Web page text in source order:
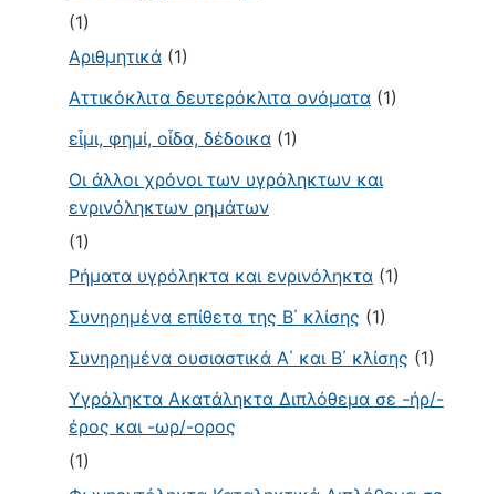
(1)
Αριθμητικά(1)
Αττικόκλιτα δευτερόκλιτα ονόματα(1)
εἶμι, φημί, οἶδα, δέδοικα(1)
Οι άλλοι χρόνοι των υγρόληκτων και
ενρινόληκτων ρημάτων
(1)
Ρήματα υγρόληκτα και ενρινόληκτα(1)
Συνηρημένα επίθετα της Β΄ κλίσης (1)
Συνηρημένα ουσιαστικά Α΄ και Β΄ κλίσης (1)
Υγρόληκτα Ακατάληκτα Διπλόθεμα σε -ήρ/-
έρος και -ωρ/-ορος
(1)